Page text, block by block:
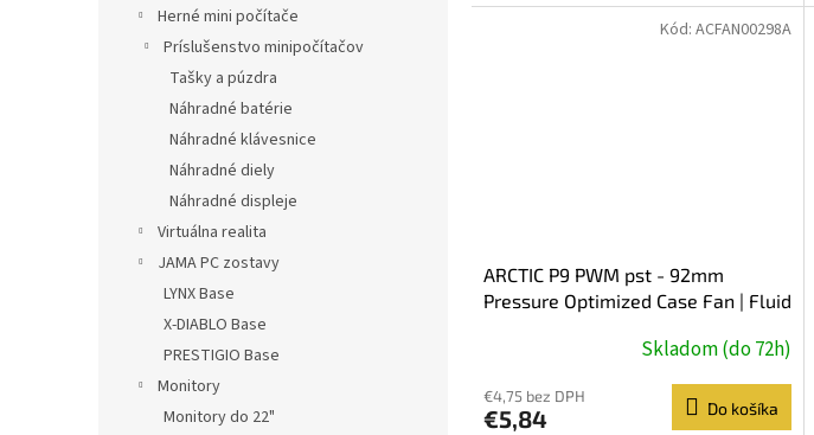
Herné mini počítače
Príslušenstvo minipočítačov
Tašky a púzdra
Náhradné batérie
Náhradné klávesnice
Náhradné diely
Náhradné displeje
Virtuálna realita
JAMA PC zostavy
LYNX Base
X-DIABLO Base
PRESTIGIO Base
Monitory
Monitory do 22"
ARCTIC P9 PWM pst - 92mm
Pressure Optimized Case Fan | Fluid
Skladom (do 72h)
€4,75 bez DPH
€5,84 Do košíka
Kód: ACFAN00298A